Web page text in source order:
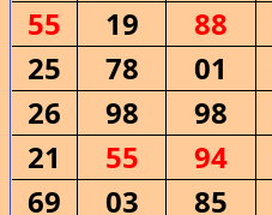
55
19 88
25
78 01
26
98 98
21
55 94
69
03 85